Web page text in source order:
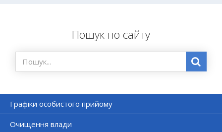
Пошук по сайту
Графіки особистого прийому
Очищення влади